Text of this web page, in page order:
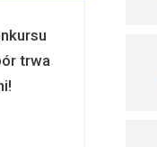
trwa